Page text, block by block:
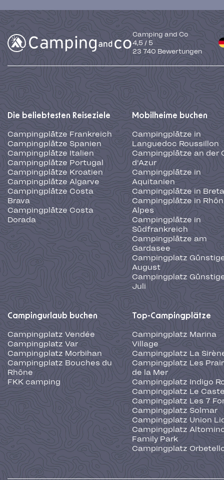
Camping and Co
4,5 / 5
23 740 Bewertungen
Die beliebtesten Reiseziele
Campingplätze Frankreich
Campingplätze Spanien
Campingplätze Italien
Campingplätze Portugal
Campingplätze Kroatien
Campingplätze Algarve
Campingplätze Costa
Brava
Campingplätze Costa
Dorada
Mobilheime buchen
Campingplätze in
Languedoc Roussillon
Campingplätze an der
d'Azur
Campingplätze in
Aquitanien
Campingplätze in
Campingplätze in
Alpes
Campingplätze in
Südfrankreich
Campingplätze am
Gardasee
Campingplatz
August
Campingplatz
Juli
Campingurlaub buchen
Campingplatz Vendée
Campingplatz Var
Campingplatz Morbihan
Campingplatz Bouches du
Rhône
FKK camping
Top-Campingplätze
Campingplatz Marina
Village
Campingplatz La
Campingplatz Les
de la Mer
Campingplatz Indigo
Campingplatz Le
Campingplatz Les 7
Campingplatz Solmar
Campingplatz Union
Campingplatz
Family Park
Campingplatz